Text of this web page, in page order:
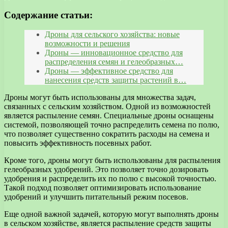
Содержание статьи:
Дроны для сельского хозяйства: новые
возможности и решения
Дроны — инновационное средство для
распределения семян и гелеобразных…
Дроны — эффективное средство для
нанесения средств защиты растений в…
Дроны могут быть использованы для множества задач,
связанных с сельским хозяйством. Одной из возможностей
является распыление семян. Специальные дроны оснащены
системой, позволяющей точно распределить семена по полю,
что позволяет существенно сократить расходы на семена и
повысить эффективность посевных работ.
Кроме того, дроны могут быть использованы для распыления
гелеобразных удобрений. Это позволяет точно дозировать
удобрения и распределить их по полю с высокой точностью.
Такой подход позволяет оптимизировать использование
удобрений и улучшить питательный режим посевов.
Еще одной важной задачей, которую могут выполнять дроны
в сельском хозяйстве, является распыление средств защиты